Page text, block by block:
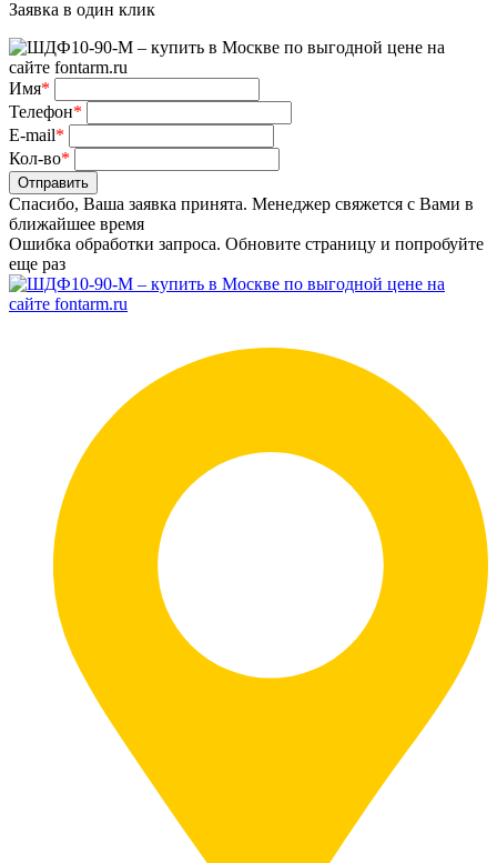
Заявка в один клик
Имя*
Телефон*
E-mail*
Кол-во*
Отправить
Спасибо, Ваша заявка принята. Менеджер свяжется с Вами в
ближайшее время
Ошибка обработки запроса. Обновите страницу и попробуйте
еще раз